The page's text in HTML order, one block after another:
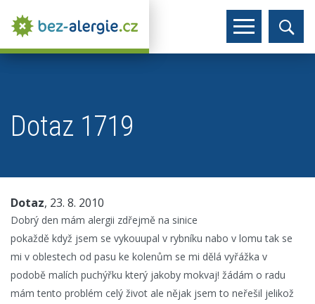
Dotaz 1719
Dotaz, 23. 8. 2010
Dobrý den mám alergii zdřejmě na sinice
pokaždě když jsem se vykouupal v rybníku nabo v lomu tak se
mi v oblestech od pasu ke kolenům se mi dělá vyřážka v
podobě malích puchýřku který jakoby mokvaj! žádám o radu
mám tento problém celý život ale nějak jsem to neřešil jelikož